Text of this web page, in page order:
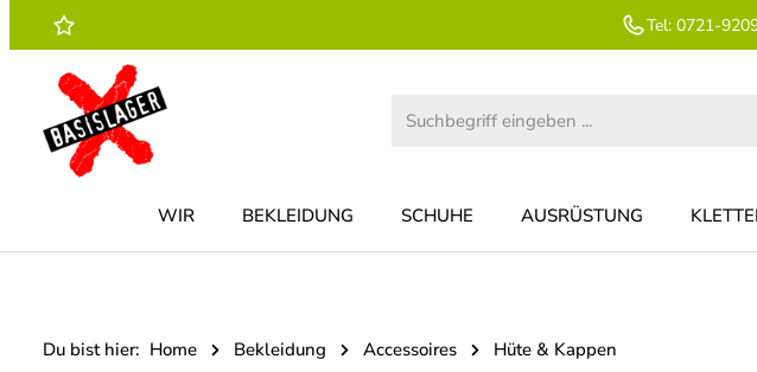
Hauptinhalt springen
Zur Suche springen
Zur Hauptnavigation springen Tel: 0721-
WIR BEKLEIDUNG SCHUHE AUSRÜSTUNG
Du bist hier: Home Bekleidung Accessoires Hüte & Kappen